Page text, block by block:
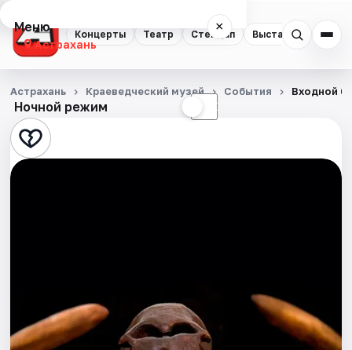
Концерты Театр Стендап Выставки
Меню ×
Астрахань
Концерты
Театр
Стендап
События
Ночной режим ☾
Астрахань Краеведческий музей События Входной